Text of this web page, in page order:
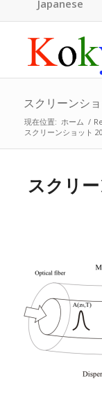
Japanese
スクリーンシ
現在位置: ホーム /
スクリーンショット
スクリ